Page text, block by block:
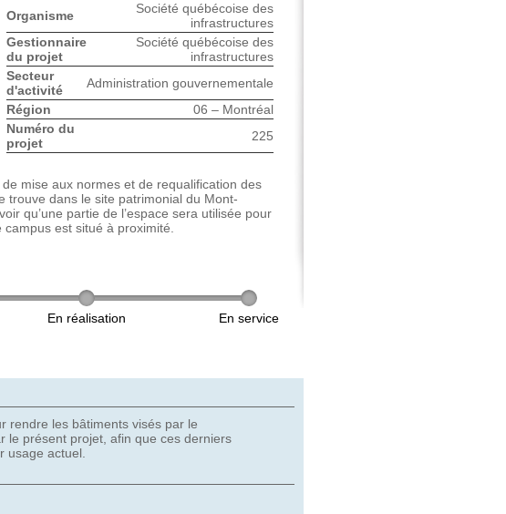
Organisme
Société québécoise des
infrastructures
Gestionnaire
du projet
Société québécoise des
infrastructures
Secteur
d'activité
Administration gouvernementale
Région
06 – Montréal
Numéro du
projet
225
mise aux normes et de requalification des
trouve dans le site patrimonial du Mont-
qu’une partie de l’espace sera utilisée pour
est situé à proximité.
rendre les bâtiments visés par le
le présent projet, afin que ces derniers
usage actuel.